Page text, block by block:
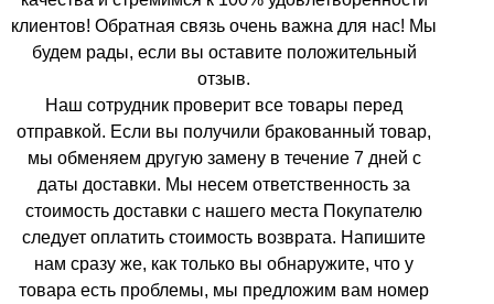
клиентов! Обратная связь очень важна для нас! Мы
будем рады, если вы оставите положительный
отзыв.
Наш сотрудник проверит все товары перед
отправкой. Если вы получили бракованный товар,
мы обменяем другую замену в течение 7 дней с
даты доставки. Мы несем ответственность за
стоимость доставки с нашего места Покупателю
следует оплатить стоимость возврата. Напишите
нам сразу же, как только вы обнаружите, что у
товара есть проблемы, мы предложим вам номер